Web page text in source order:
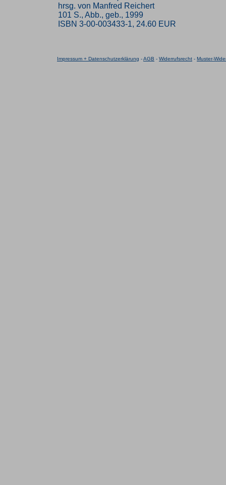
hrsg. von Manfred Reichert
101 S., Abb., geb., 1999
ISBN 3-00-003433-1, 24.60 EUR
Impressum + Datenschutzerklärung -AGB - Widerrufsrecht - Muster-